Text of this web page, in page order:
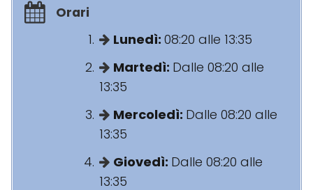
Orari
Lunedì: 08:20 alle 13:35
Martedì: Dalle 08:20 alle
13:35
Mercoledì: Dalle 08:20 alle
13:35
Giovedì: Dalle 08:20 alle
13:35